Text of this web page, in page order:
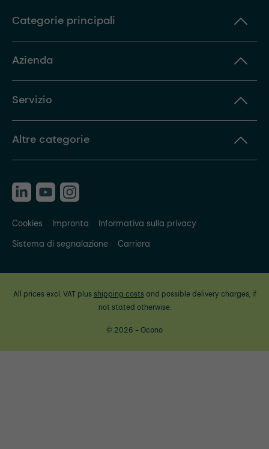
Categorie principali
Azienda
Servizio
Altre categorie
Cookies Impronta
Informativa sulla privacy
Sistema di segnalazione
Carriera
All prices excl. VAT plus shipping costsand possible delivery charges, if
not stated otherwise.
© 2026 - Ocono